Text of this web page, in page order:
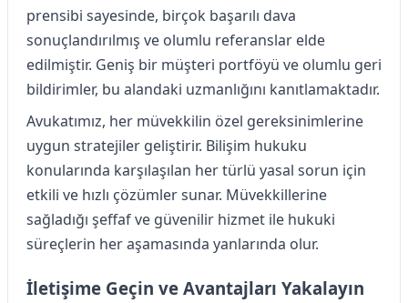
prensibi sayesinde, birçok başarılı dava
sonuçlandırılmış ve olumlu referanslar elde
edilmiştir. Geniş bir müşteri portföyü ve olumlu geri
bildirimler, bu alandaki uzmanlığını kanıtlamaktadır.
Avukatımız, her müvekkilin özel gereksinimlerine
uygun stratejiler geliştirir. Bilişim hukuku
konularında karşılaşılan her türlü yasal sorun için
etkili ve hızlı çözümler sunar. Müvekkillerine
sağladığı şeffaf ve güvenilir hizmet ile hukuki
süreçlerin her aşamasında yanlarında olur.
İletişime Geçin ve Avantajları Yakalayın